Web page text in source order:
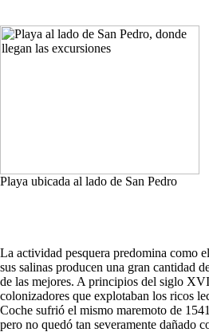
Playa ubicada al lado de San Pedro
La actividad pesquera predomina como
sus salinas producen una gran cantidad
de las mejores. A principios del siglo
colonizadores que explotaban los ricos
Coche sufrió el mismo maremoto de
pero no quedó tan severamente dañado